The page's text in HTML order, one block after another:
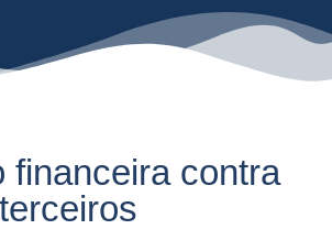
financeira contra